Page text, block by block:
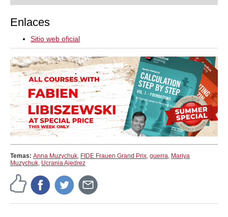
Enlaces
Sitio web oficial
Temas: Anna Muzychuk, FIDE Frauen Grand Prix, guerra, Mariya
Muzychuk, Ucrania Ajedrez